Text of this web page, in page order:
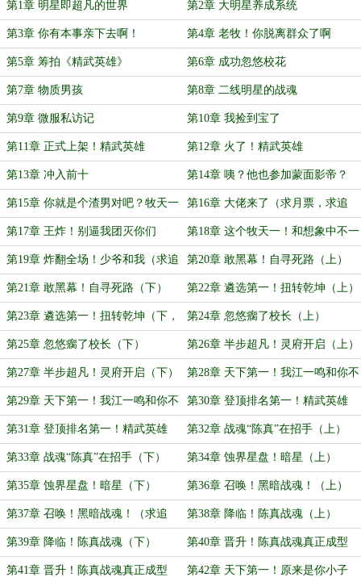
第1章 明星即超凡的世界 第2章 大明星养成系统
第3章 你有本事亲下去啊！ 第4章 老牧！你脱离群众了啊
第5章 筹拍《精武英雄》 第6章 成功忽悠校花
第7章 物质男孩 第8章 二线明星的战魂
第9章 微服私访记 第10章 我捡到宝了
第11章 正式上架！精武英雄 第12章 火了！精武英雄
第13章 冲入前十 第14章 咦？他也参加蒙面影帝？
第15章 你就是个渣男对吧？牧天一
（求月票，求追读）
第16章 大佬来了（求月票，求追
读）
第17章 王炸！别逼我团灭你们 第18章 这个牧天一！和想象中不一
样啊（求月票，求追读）
第19章 炸翻全场！少爷和我（求追
读，求月票）
第20章 敢黑幕！自寻死路（上）
第21章 敢黑幕！自寻死路（下） 第22章 遴选第一！扭转乾坤（上）
第23章 遴选第一！扭转乾坤（下，
求月票，求追读）
第24章 忽悠瘸了校长（上）
第25章 忽悠瘸了校长（下） 第26章 半步超凡！灵府开启（上）
第27章 半步超凡！灵府开启（下） 第28章 天下第一！我江一鸣和你不
共戴天（上）
第29章 天下第一！我江一鸣和你不
共戴天（下）
第30章 登顶排名第一！精武英雄
（上）
第31章 登顶排名第一！精武英雄
（下）
第32章 战魂“陈真”在招手（上）
第33章 战魂“陈真”在招手（下） 第34章 蚀界星盘！暗星（上）
第35章 蚀界星盘！暗星（下） 第36章 召唤！黑暗战魂！（上）
第37章 召唤！黑暗战魂！（求追
读，求月票）（下）
第38章 降临！陈真战魂（上）
第39章 降临！陈真战魂（下） 第40章 晋升！陈真战魂真正成型
（上）
第41章 晋升！陈真战魂真正成型 第42章 天下第一！原来是你小子